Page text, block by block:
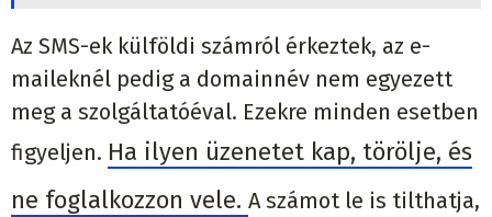
Az SMS-ek külföldi számról érkeztek, az e-
maileknél pedig a domainnév nem egyezett
meg a szolgáltatóéval. Ezekre minden esetben
figyeljen. Ha ilyen üzenetet kap, törölje, és
ne foglalkozzon vele. A számot le is tilthatja,